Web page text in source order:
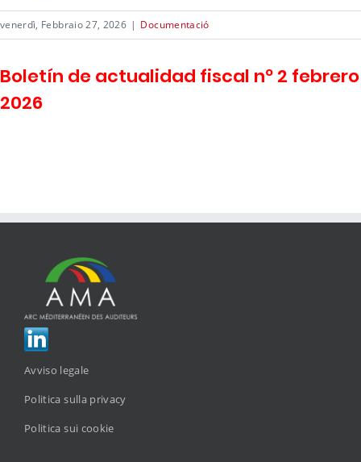
venerdì, Febbraio 27, 2026 | Documentació
Boletín de actualidad fiscal nº 2 febrero
2026
Avviso legale
Politica sulla privacy
Politica sui cookie